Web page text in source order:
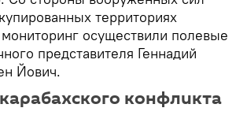
территориях
осуществили полевые
представителя Геннадий
Йович.
конфликта